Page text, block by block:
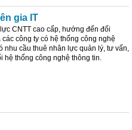
gia IT
CNTT cao cấp, hướng đến đối
công ty có hệ thống công nghệ
nhu cầu thuê nhân lực quản lý, tư vấn,
hệ thống công nghệ thông tin.